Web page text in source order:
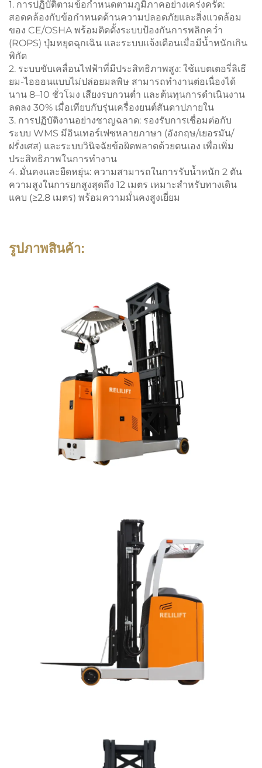
1. การปฏิบัติตามข้อกำหนดตามภูมิภาคอย่างเคร่งครัด:
สอดคล้องกับข้อกำหนดด้านความปลอดภัยและสิ่งแวดล้อม
ของ CE/OSHA พร้อมติดตั้งระบบป้องกันการพลิกคว่ำ
(ROPS) ปุ่มหยุดฉุกเฉิน และระบบแจ้งเตือนเมื่อมีน้ำหนักเกิน
พิกัด
2. ระบบขับเคลื่อนไฟฟ้าที่มีประสิทธิภาพสูง: ใช้แบตเตอรี่ลิเธี
ยม-ไอออนแบบไม่ปล่อยมลพิษ สามารถทำงานต่อเนื่องได้
นาน 8–10 ชั่วโมง เสียงรบกวนต่ำ และต้นทุนการดำเนินงาน
ลดลง 30% เมื่อเทียบกับรุ่นเครื่องยนต์สันดาปภายใน
3. การปฏิบัติงานอย่างชาญฉลาด: รองรับการเชื่อมต่อกับ
ระบบ WMS มีอินเทอร์เฟซหลายภาษา (อังกฤษ/เยอรมัน/
ฝรั่งเศส) และระบบวินิจฉัยข้อผิดพลาดด้วยตนเอง เพื่อเพิ่ม
ประสิทธิภาพในการทำงาน
4. มั่นคงและยืดหยุ่น: ความสามารถในการรับน้ำหนัก 2 ตัน
ความสูงในการยกสูงสุดถึง 12 เมตร เหมาะสำหรับทางเดิน
แคบ (≥2.8 เมตร) พร้อมความมั่นคงสูงเยี่ยม
รูปภาพสินค้า: